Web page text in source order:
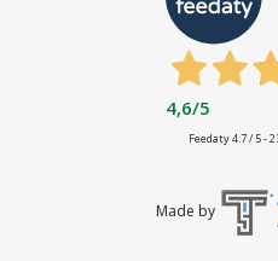
4,6/5
Feedaty4.7/ 5-
Made by